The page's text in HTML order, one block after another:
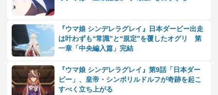
『ウマ娘 シンデレラグレイ』日本ダービー出走
は叶わずも“常識”と“規定”を覆したオグリ 第
一章「中央編入篇」完結
『ウマ娘 シンデレラグレイ』第9話「日本ダー
ビー」、皇帝・シンボリルドルフが奇跡を起こ
すべく立ち上がる